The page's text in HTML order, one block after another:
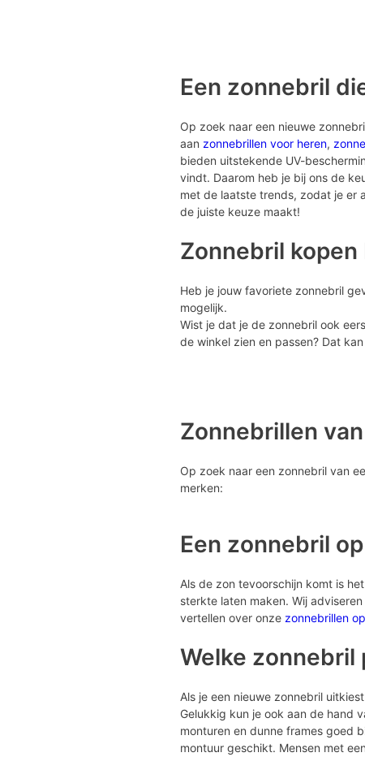
Een zonnebril
Op zoek naar een nieuwe
aan zonnebrillen voor heren,
bieden uitstekende UV-
vindt. Daarom heb je bij ons de
met de laatste trends, zodat je er
de juiste keuze maakt!
Zonnebril kopen
Heb je jouw favoriete zonnebril
mogelijk.
Wist je dat je de zonnebril ook
de winkel zien en passen? Dat
Zonnebrillen
Op zoek naar een zonnebril van
merken:
Een zonnebril
Als de zon tevoorschijn komt is
sterkte laten maken. Wij
vertellen over onze zonnebrillen
Welke zonnebril
Als je een nieuwe zonnebril
Gelukkig kun je ook aan de hand
monturen en dunne frames goed
montuur geschikt. Mensen met